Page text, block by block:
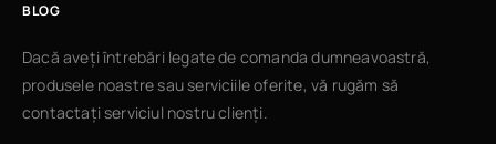
BLOG
Dacă aveți întrebări legate de comanda dumneavoastră,
produsele noastre sau serviciile oferite, vă rugăm să
contactați serviciul nostru clienți.